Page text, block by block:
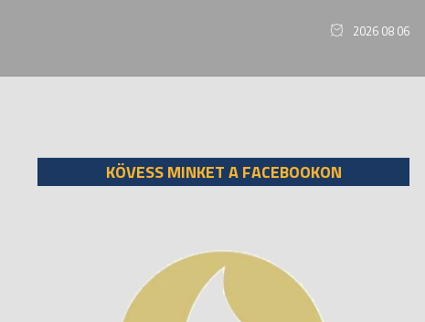
2026 08 06
KÖVESS MINKET A FACEBOOKON